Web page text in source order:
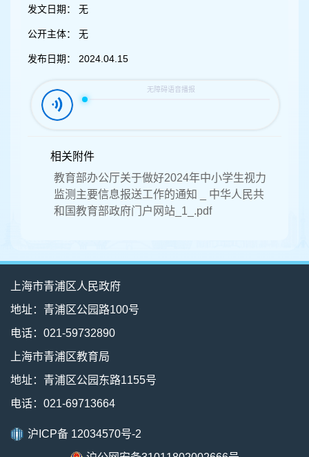
发文日期： 无
公开主体： 无
发布日期： 2024.04.15
相关附件
教育部办公厅关于做好2024年中小学生视力
监测主要信息报送工作的通知 _ 中华人民共
和国教育部政府门户网站_1_.pdf
上海市青浦区人民政府
地址：青浦区公园路100号
电话：021-59732890
上海市青浦区教育局
地址：青浦区公园东路1155号
电话：021-69713664
沪ICP备 12034570号-2